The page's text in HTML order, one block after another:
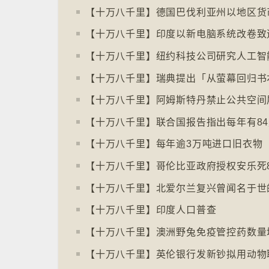
【十万八千里】哥伦比亚政府授权安乐
【十万八千里】印度人口普查
【十万八千里】澳洲野兔免疫管控药数